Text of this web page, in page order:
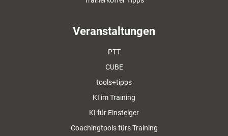
Veranstaltungen
PTT
CUBE
tools+tipps
KI im Training
KI für Einsteiger
Coachingtools fürs Training